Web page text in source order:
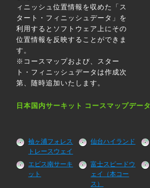
ィニッシュ位置情報を収めた「ス
タート・フィニッシュデータ」を
利用するとソフトウェア上にその
位置情報を反映することができま
す。
※コースマップおよび、スター
ト・フィニッシュデータは作成次
第、随時追加いたします。
日本国内サーキット コースマップデータ
袖ヶ浦フォレス
トレースウェイ
仙台ハイランド
エビス南サーキ
ット
富士スピードウ
ェイ（本コー
ス）